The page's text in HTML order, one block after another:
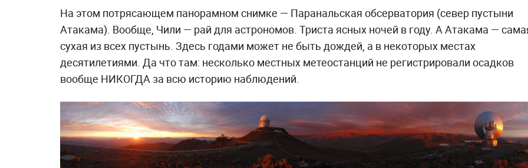
На этом потрясающем панорамном снимке — Паранальская обсерватория (север пустыни
Атакама). Вообще, Чили — рай для астрономов. Триста ясных ночей в году. А Атакама —
сухая из всех пустынь. Здесь годами может не быть дождей, а в некоторых местах
десятилетиями. Да что там: несколько местных метеостанций не регистрировали осадков
вообще НИКОГДА за всю историю наблюдений.